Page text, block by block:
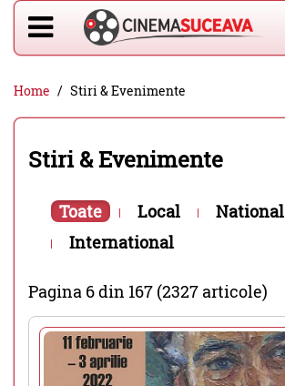
Home Stiri & Evenimente
Stiri & Evenimente
Toate Local
National
International
Pagina 6 din 167 (2327 articole)